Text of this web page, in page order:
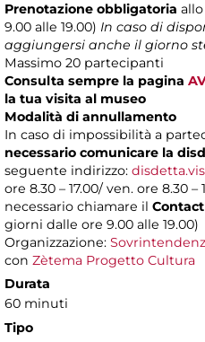
Prenotazione obbligatoria
9.00 alle 19.00) In caso di
aggiungersi anche il giorno
Massimo 20 partecipanti
Consulta sempre la pagina
la tua visita al museo
Modalità di annullamento
In caso di impossibilità a
necessario comunicare la
seguente indirizzo:
ore 8.30 – 17.00/ ven. ore 8.30
necessario chiamare il
giorni dalle ore 9.00 alle 19.00)
Organizzazione:
con Zètema Progetto Cultura
Durata
60 minuti
Tipo